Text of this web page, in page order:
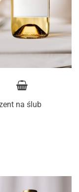
na ślub